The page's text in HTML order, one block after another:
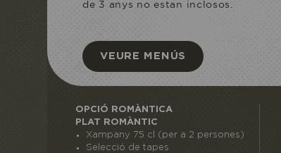
de 3 anys no estan inclosos.
VEURE MENÚS
OPCIÓ ROMÀNTICA
PLAT ROMÀNTIC
Xampany 75 cl (per a 2 persones)
Selecció de tapes